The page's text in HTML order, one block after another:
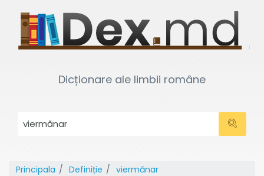
Dicționare ale limbii române
Principala Definiție viermănar